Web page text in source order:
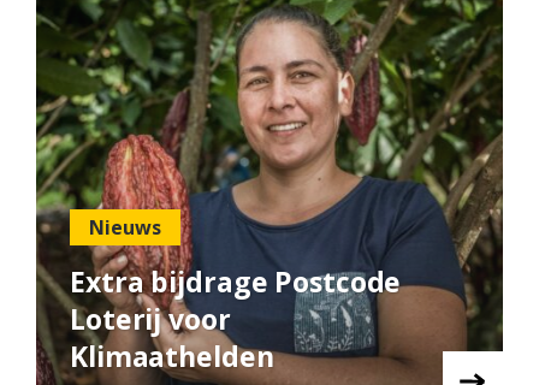
Nieuws
Extra bijdrage Postcode
Loterij voor
Klimaathelden